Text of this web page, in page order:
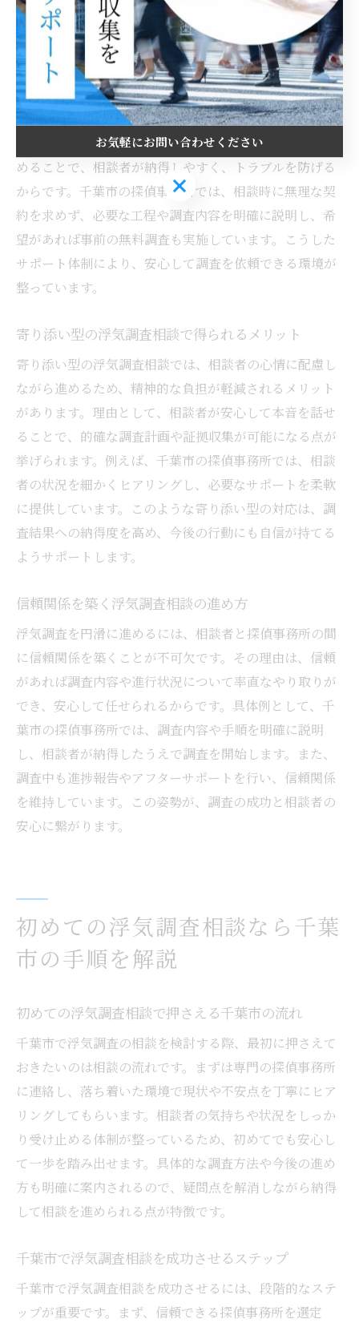
かな対応が、相談者の安心感につながります。
浮気調査相談の流れと安心できるサポート体制
浮気調査の相談は、初回ヒアリングから始まり、状況の
整理、調査方法のご案内、調査計画の作成という流れで
進みます。その理由は、段階的に内容を確認しながら進
めることで、相談者が納得しやすく、トラブルを防げる
からです。千葉市の探偵事務所では、相談時に無理な契
約を求めず、必要な工程や調査内容を明確に説明し、希
望があれば事前の無料調査も実施しています。こうした
サポート体制により、安心して調査を依頼できる環境が
整っています。
寄り添い型の浮気調査相談で得られるメリット
寄り添い型の浮気調査相談では、相談者の心情に配慮し
ながら進めるため、精神的な負担が軽減されるメリット
があります。理由として、相談者が安心して本音を話せ
ることで、的確な調査計画や証拠収集が可能になる点が
挙げられます。例えば、千葉市の探偵事務所では、相談
者の状況を細かくヒアリングし、必要なサポートを柔軟
に提供しています。このような寄り添い型の対応は、調
査結果への納得度を高め、今後の行動にも自信が持てる
ようサポートします。
信頼関係を築く浮気調査相談の進め方
浮気調査を円滑に進めるには、相談者と探偵事務所の間
に信頼関係を築くことが不可欠です。その理由は、信頼
があれば調査内容や進行状況について率直なやり取りが
でき、安心して任せられるからです。具体例として、千
葉市の探偵事務所では、調査内容や手順を明確に説明
し、相談者が納得したうえで調査を開始します。また、
調査中も進捗報告やアフターサポートを行い、信頼関係
を維持しています。この姿勢が、調査の成功と相談者の
安心に繋がります。
初めての浮気調査相談なら千葉
市の手順を解説
初めての浮気調査相談で押さえる千葉市の流れ
千葉市で浮気調査の相談を検討する際、最初に押さえて
おきたいのは相談の流れです。まずは専門の探偵事務所
に連絡し、落ち着いた環境で現状や不安点を丁寧にヒア
リングしてもらいます。相談者の気持ちや状況をしっか
り受け止める体制が整っているため、初めてでも安心し
て一歩を踏み出せます。具体的な調査方法や今後の進め
方も明確に案内されるので、疑問点を解消しながら納得
して相談を進められる点が特徴です。
千葉市で浮気調査相談を成功させるステップ
千葉市で浮気調査相談を成功させるには、段階的なステ
ップが重要です。まず、信頼できる探偵事務所を選定
お気軽にお問い合わせください
お気軽にお問い合わせください